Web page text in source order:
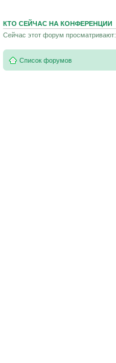
КТО СЕЙЧАС НА КОНФЕРЕНЦИИ
Сейчас этот форум просматривают:
Список форумов